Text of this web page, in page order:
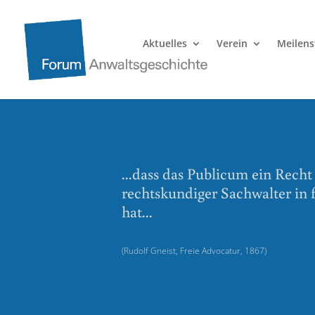
Aktuelles Verein
...dass das Publicum ein
rechtskundiger Sachwalter in
hat...
(Rudolf Gneist, Freie Advocatur, 1867)